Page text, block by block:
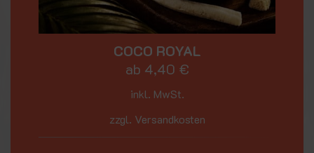
COCO ROYAL
ab 4,40 €
inkl. MwSt.
zzgl. Versandkosten